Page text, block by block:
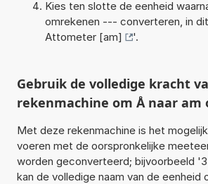
Kies ten slotte de eenheid
omrekenen --- converteren, in
Attometer [am]
'.
Gebruik de volledige kracht
rekenmachine om Å naar am
Met deze rekenmachine is het
voeren met de oorspronkelijke
worden geconverteerd; bijvoorbeeld
kan de volledige naam van de